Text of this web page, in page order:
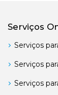
Serviços
Serviços
Serviços
Serviços